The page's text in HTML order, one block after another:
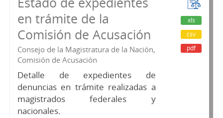
en trámite de la
Comisión de Acusación
Consejo de la Magistratura de la Nación,
Comisión de Acusación
Detalle de expedientes de
denuncias en trámite realizadas a
magistrados federales y
nacionales.
xls
csv
pdf